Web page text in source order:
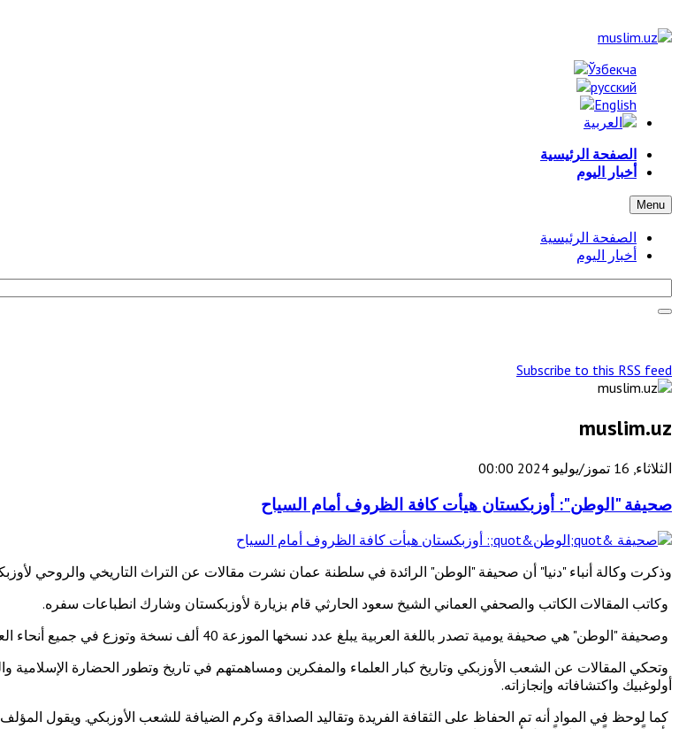
الصفحة الرئيسية
أخبار اليوم
Menu
الصفحة الرئيسية
أخبار اليوم
Subscribe to this RSS feed
muslim.uz
الثلاثاء, 16 تموز/يوليو 2024 00:00
صحيفة "الوطن": أوزبكستان هيأت كافة الظروف أمام السياح
وذكرت وكالة أنباء "دنيا" أن صحيفة "الوطن" الرائدة في سلطنة عمان نشرت مقالات عن التراث التاريخي والروحي
وكاتب المقالات الكاتب والصحفي العماني الشيخ سعود الحارثي قام بزيارة لأوزبكستان وشارك انطباعات سفره.
وصحيفة "الوطن" هي صحيفة يومية تصدر باللغة العربية يبلغ عدد نسخها الموزعة 40 ألف نسخة وتوزع في جميع أنحاء العالم العربي.
وتحكي المقالات عن الشعب الأوزبكي وتاريخ كبار العلماء والمفكرين ومساهمتهم في تاريخ وتطور الحضارة
أولوغبيك واكتشافاته وإنجازاته.
كما لوحظ في المواد أنه تم الحفاظ على الثقافة الفريدة وتقاليد الصداقة وكرم الضيافة للشعب الأوزبكي. ويقول